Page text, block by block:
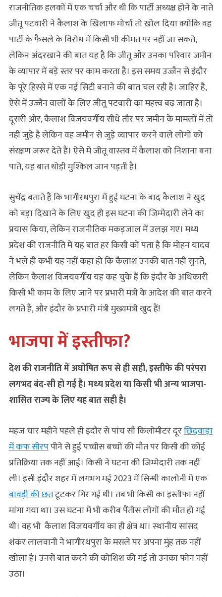
राजनीतिक हलकों में एक चर्चा और थी कि पार्टी अध्यक्ष होने के नाते
जीतू पटवारी ने कैलाश के खिलाफ मोर्चा तो खोल दिया क्योंकि वह
पार्टी के फैसले के विरोध में किसी भी कीमत पर नहीं जा सकते,
लेकिन अंदरखाने की बात यह है कि जीतू और उनका परिवार जमीन
के व्यापार में बड़े स्तर पर काम करता है। इस समय उज्जैन से इंदौर
के पूरे हिस्से में एक नई सिटी बनाने की बात चल रही है। जाहिर है,
ऐसे में उज्जैन वालों के लिए जीतू पटवारी का महत्त्व बढ़ जाता है।
दूसरी ओर, कैलाश विजयवर्गीय सीधे तौर पर जमीन के मामलों में तो
नहीं जुड़े है लेकिन वह जमीन से जुड़े व्यापार करने वाले लोगों को
संरक्षण जरूर देते हैं। ऐसे में जीतू वास्‍तव में कैलाश को निशाना बना
पाते, यह बात थोड़ी मुश्किल जान पड़ती है।
सुचेंद्र बताते हैं कि भागीरथपुरा में हुई घटना के बाद कैलाश ने खुद
को बड़ा दिखाने के लिए खुद ही इस घटना की जिम्मेदारी लेने का
प्रयास किया, लेकिन राजनीतिक मकड़जाल में उलझ गए। मध्य
प्रदेश की राजनीति में यह बात हर किसी को पता है कि मोहन यादव
ने भले ही कभी यह नहीं कहा हो कि कैलाश उनकी बात नहीं सुनते,
लेकिन कैलाश विजयवर्गीय यह कह चुके हैं कि इंदौर के अधिकारी
किसी भी काम के लिए जाने पर प्रभारी मंत्री के आदेश की बात करने
लगते हैं, और इंदौर के प्रभारी मंत्री मुख्यमंत्री खुद हैं!
भाजपा में इस्तीफा?
देश की राजनीति में अघोषित रूप से ही सही, इस्तीफे की परंपरा
लगभद बंद-सी हो गई है। मध्‍य प्रदेश या किसी भी अन्‍य भाजपा-
शासित राज्‍य के लिए यह बात सही है।
महज चार महीने पहले ही इंदौर से पांच सौ किलोमीटर दूरछिंदवाड़ा
में कफ सीरपपीने से हुई पच्चीस बच्चों की मौत पर किसी की कोई
प्रतिक्रिया तक नहीं आई। किसी ने घटना की जिम्मेदारी तक नहीं
ली। इसी इंदौर शहर में लगभग मई 2023 में सिन्धी कालोनी में एक
बावड़ी की छतटूटकर गिर गई थी। तब भी किसी का इस्तीफा नहीं
मांगा गया था। उस घटना में भी करीब पैंतीस लोगों की मौत हो गई
थी। वह भी कैलाश विजयवर्गीय का ही क्षेत्र था। स्‍थानीय सांसद
शंकर लालवानी ने भागीरथपुरा के मसले पर अपना मुंह तक नहीं
खोला है। उनसे बात करने की कोशिश की गई तो उनका फोन नहीं
उठा।